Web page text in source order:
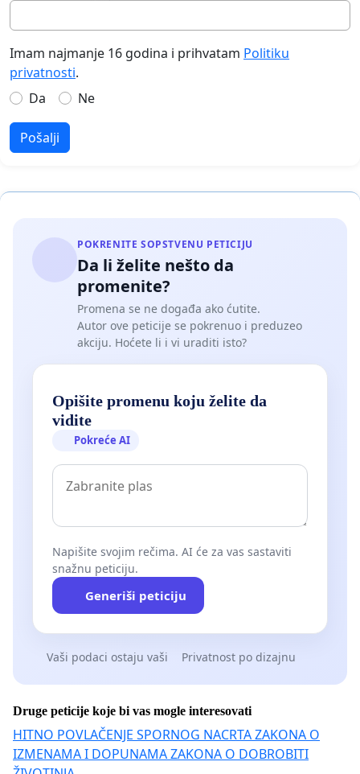
Imam najmanje 16 godina i prihvatam Politiku
privatnosti.
Da
Ne
Pošalji
POKRENITE SOPSTVENU PETICIJU
Da li želite nešto da
promenite?
Promena se ne događa ako ćutite.
Autor ove peticije se pokrenuo i preduzeo
akciju. Hoćete li i vi uraditi isto?
Opišite promenu koju želite da
vidite
Pokreće AI
Napišite svojim rečima. AI će za vas sastaviti
snažnu peticiju.
Generiši peticiju
Vaši podaci ostaju vaši Privatnost po dizajnu
Druge peticije koje bi vas mogle interesovati
HITNO POVLAČENJE SPORNOG NACRTA ZAKONA O
IZMENAMA I DOPUNAMA ZAKONA O DOBROBITI